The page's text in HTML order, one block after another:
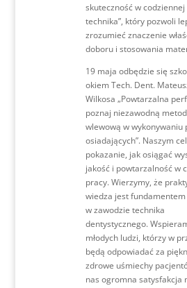
skuteczność w
technika”, który pozwoli
zrozumieć znaczenie
doboru i stosowania
19 maja odbędzie się
okiem Tech. Dent.
Wilkosa „Powtarzalna
poznaj niezawodną
wlewową w wykonywaniu
osiadających”. Naszym
pokazanie, jak osiągać
jakość i powtarzalność w
pracy. Wierzymy, że
wiedza jest
w zawodzie technika
dentystycznego.
młodych ludzi, którzy w
będą odpowiadać za
zdrowe uśmiechy
nas ogromna satysfakcja